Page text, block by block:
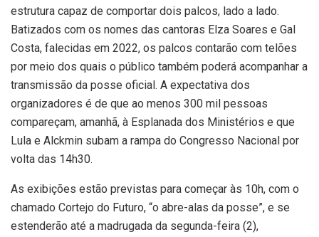
estrutura capaz de comportar dois palcos, lado a lado.
Batizados com os nomes das cantoras Elza Soares e Gal
Costa, falecidas em 2022, os palcos contarão com telões
por meio dos quais o público também poderá acompanhar a
transmissão da posse oficial. A expectativa dos
organizadores é de que ao menos 300 mil pessoas
compareçam, amanhã, à Esplanada dos Ministérios e que
Lula e Alckmin subam a rampa do Congresso Nacional por
volta das 14h30.
As exibições estão previstas para começar às 10h, com o
chamado Cortejo do Futuro, “o abre-alas da posse”, e se
estenderão até a madrugada da segunda-feira (2),